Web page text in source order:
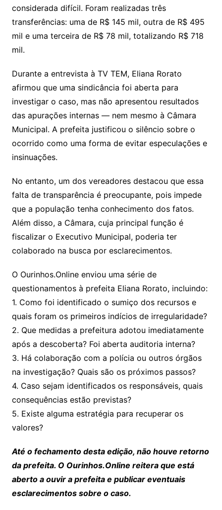
considerada difícil. Foram realizadas três
transferências: uma de R$ 145 mil, outra de R$ 495
mil e uma terceira de R$ 78 mil, totalizando R$ 718
mil.
Durante a entrevista à TV TEM, Eliana Rorato
afirmou que uma sindicância foi aberta para
investigar o caso, mas não apresentou resultados
das apurações internas — nem mesmo à Câmara
Municipal. A prefeita justificou o silêncio sobre o
ocorrido como uma forma de evitar especulações e
insinuações.
No entanto, um dos vereadores destacou que essa
falta de transparência é preocupante, pois impede
que a população tenha conhecimento dos fatos.
Além disso, a Câmara, cuja principal função é
fiscalizar o Executivo Municipal, poderia ter
colaborado na busca por esclarecimentos.
O Ourinhos.Online enviou uma série de
questionamentos à prefeita Eliana Rorato, incluindo:
1. Como foi identificado o sumiço dos recursos e
quais foram os primeiros indícios de irregularidade?
2. Que medidas a prefeitura adotou imediatamente
após a descoberta? Foi aberta auditoria interna?
3. Há colaboração com a polícia ou outros órgãos
na investigação? Quais são os próximos passos?
4. Caso sejam identificados os responsáveis, quais
consequências estão previstas?
5. Existe alguma estratégia para recuperar os
valores?
Até o fechamento desta edição, não houve retorno
da prefeita. O Ourinhos.Online reitera que está
aberto a ouvir a prefeita e publicar eventuais
esclarecimentos sobre o caso.